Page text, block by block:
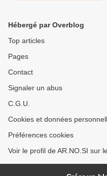
Hébergé par Overblog
Top articles
Pages
Contact
Signaler un abus
C.G.U.
Cookies et données
Préférences cookies
Voir le profil de AR.NO.SI sur